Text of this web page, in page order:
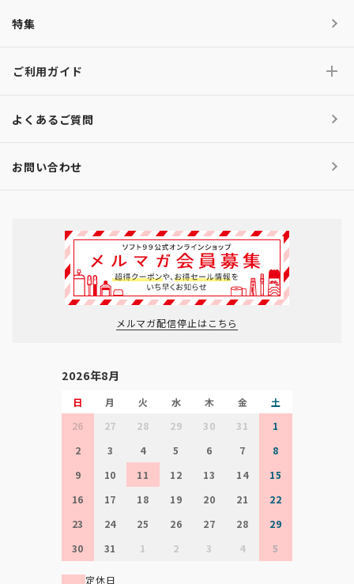
特集
ご利用ガイド
よくあるご質問
お問い合わせ
メルマガ配信停止はこちら
2026年8月
日 月 火 水 木 金
土
26
27 28 29 30 31
1
2
3 4 5 6 7
8
9
10 11 12 13 14
15
16
17 18 19 20 21
22
23
24 25 26 27 28
29
30
31 1 2 3 4 5
定休日